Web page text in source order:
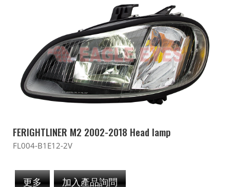
FERIGHTLINER M2 2002-2018 Head lamp
FL004-B1E12-2V
更多 加入產品詢問